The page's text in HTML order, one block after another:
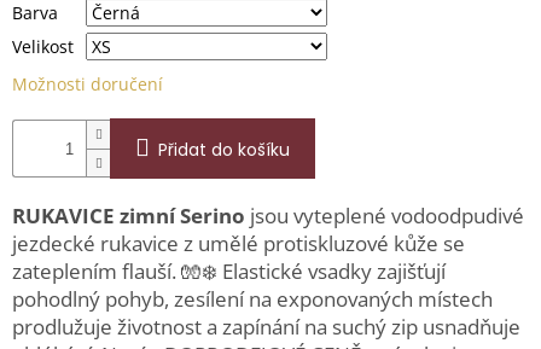
Barva
Velikost
Možnosti doručení
Přidat do košíku
RUKAVICE zimní Serino jsou vyteplené vodoodpudivé
jezdecké rukavice z umělé protiskluzové kůže se
zateplením flauší. 🧤❄️ Elastické vsadky zajišťují
pohodlný pohyb, zesílení na exponovaných místech
prodlužuje životnost a zapínání na suchý zip usnadňuje